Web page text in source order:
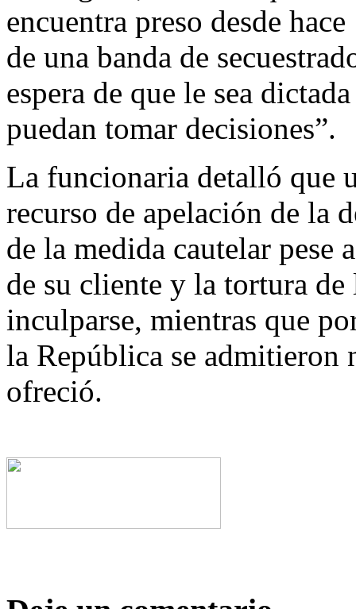
encuentra preso desde
de una banda de
espera de que le sea
puedan tomar decisiones”.
La funcionaria detalló que
recurso de apelación de la
de la medida cautelar pese
de su cliente y la tortura
inculparse, mientras que
la República se admitieron
ofreció.